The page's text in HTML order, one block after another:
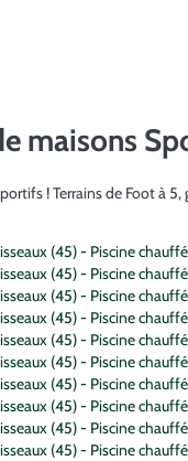
maisons
! Terrains de Foot à